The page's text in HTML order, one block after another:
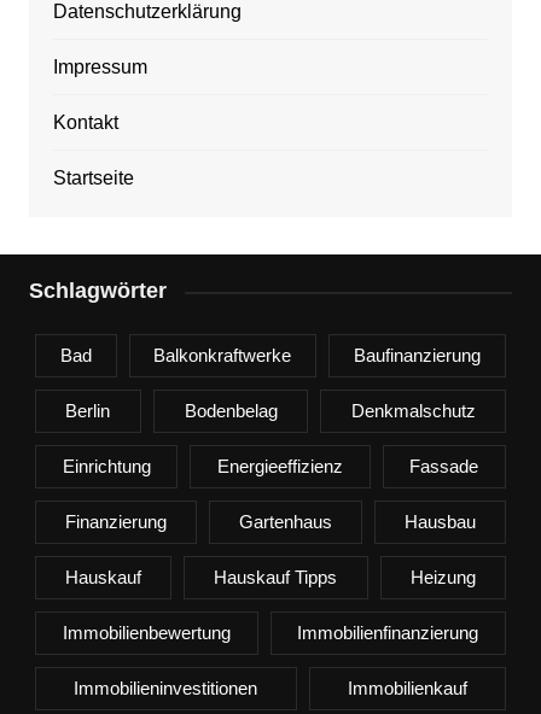
Datenschutzerklärung
Impressum
Kontakt
Startseite
Schlagwörter
Bad Balkonkraftwerke Baufinanzierung
Berlin Bodenbelag Denkmalschutz
Einrichtung Energieeffizienz Fassade
Finanzierung Gartenhaus Hausbau
Hauskauf Hauskauf Tipps Heizung
Immobilienbewertung Immobilienfinanzierung
Immobilieninvestitionen Immobilienkauf